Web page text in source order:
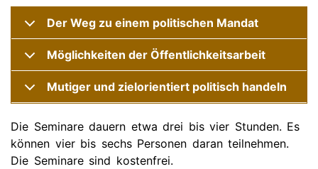
Der Weg zu einem politischen Mandat
Möglichkeiten der Öffentlichkeitsarbeit
Mutiger und zielorientiert politisch handeln
Die Seminare dauern etwa drei bis vier Stunden. Es
können vier bis sechs Personen daran teilnehmen.
Die Seminare sind kostenfrei.